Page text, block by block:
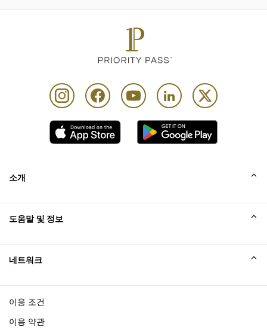
소개
Excellence Awards
블로그
도움말 및 정보
네트워크
이용 조건
이용 약관